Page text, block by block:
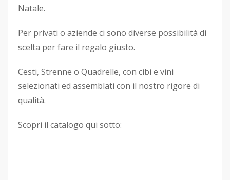
Natale.
Per privati o aziende ci sono diverse possibilità di
scelta per fare il regalo giusto.
Cesti, Strenne o Quadrelle, con cibi e vini
selezionati ed assemblati con il nostro rigore di
qualità.
Scopri il catalogo qui sotto: